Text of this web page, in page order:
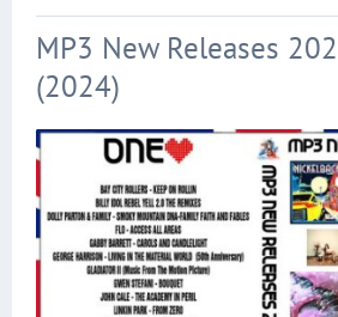
MP3 New Releases
(2024)